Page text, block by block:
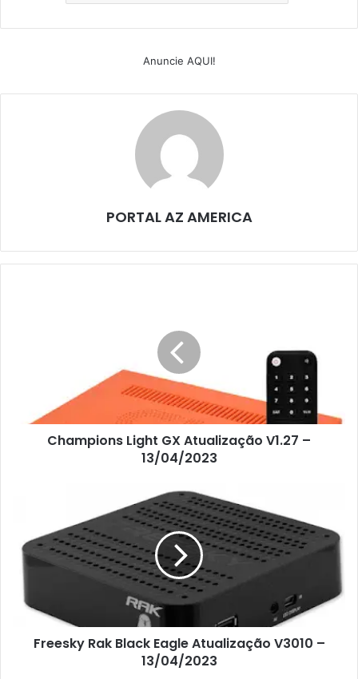
Anuncie AQUI!
PORTAL AZ AMERICA
Champions Light GX Atualização V1.27 –
13/04/2023
Freesky Rak Black Eagle Atualização V3010 –
13/04/2023